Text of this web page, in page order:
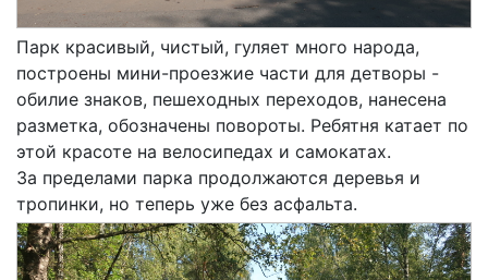
Парк красивый, чистый, гуляет много народа,
построены мини-проезжие части для детворы -
обилие знаков, пешеходных переходов, нанесена
разметка, обозначены повороты. Ребятня катает по
этой красоте на велосипедах и самокатах.
За пределами парка продолжаются деревья и
тропинки, но теперь уже без асфальта.